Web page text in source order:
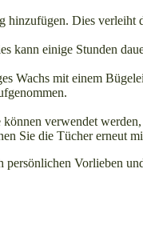
hinzufügen. Dies
kann einige Stunden
Wachs mit einem
verwendet
Sie die Tücher erneut
Vorlieben